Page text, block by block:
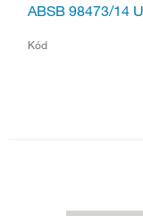
ABSB 98473/14
Kód